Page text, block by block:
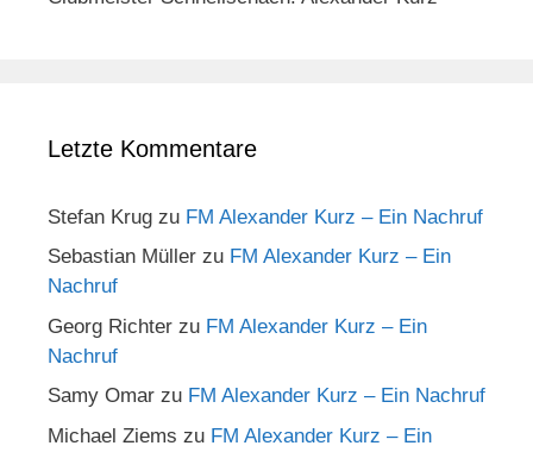
Letzte Kommentare
Stefan Krug zu FM Alexander Kurz – Ein Nachruf
Sebastian Müller zu FM Alexander Kurz – Ein
Nachruf
Georg Richter zu FM Alexander Kurz – Ein
Nachruf
Samy Omar zu FM Alexander Kurz – Ein Nachruf
Michael Ziems zu FM Alexander Kurz – Ein